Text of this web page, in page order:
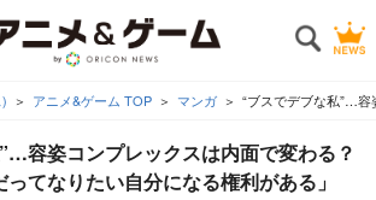
アニメ&ゲーム TOP マンガ “ブスでデブな私”…
容姿コンプレックスは内面で変わる？
ってなりたい自分になる権利がある」